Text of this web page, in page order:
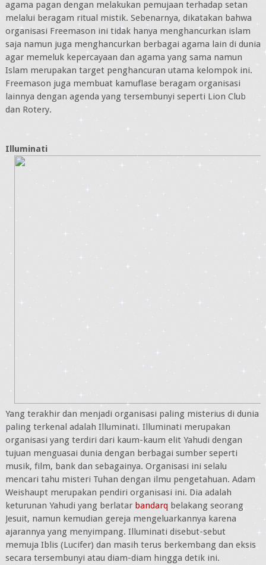
agama pagan dengan melakukan pemujaan terhadap setan
melalui beragam ritual mistik. Sebenarnya, dikatakan bahwa
organisasi Freemason ini tidak hanya menghancurkan islam
saja namun juga menghancurkan berbagai agama lain di dunia
agar memeluk kepercayaan dan agama yang sama namun
Islam merupakan target penghancuran utama kelompok ini.
Freemason juga membuat kamuflase beragam organisasi
lainnya dengan agenda yang tersembunyi seperti Lion Club
dan Rotery.
Illuminati
Yang terakhir dan menjadi organisasi paling misterius di dunia
paling terkenal adalah Illuminati. Illuminati merupakan
organisasi yang terdiri dari kaum-kaum elit Yahudi dengan
tujuan menguasai dunia dengan berbagai sumber seperti
musik, film, bank dan sebagainya. Organisasi ini selalu
mencari tahu misteri Tuhan dengan ilmu pengetahuan. Adam
Weishaupt merupakan pendiri organisasi ini. Dia adalah
keturunan Yahudi yang berlatar bandarq belakang seorang
Jesuit, namun kemudian gereja mengeluarkannya karena
ajarannya yang menyimpang. Illuminati disebut-sebut
memuja Iblis (Lucifer) dan masih terus berkembang dan eksis
secara tersembunyi atau diam-diam hingga detik ini.